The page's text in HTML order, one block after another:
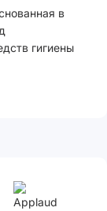
в
гигиены